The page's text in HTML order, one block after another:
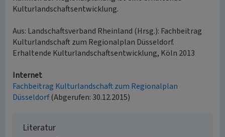
Kulturlandschaftsentwicklung.
Aus: Landschaftsverband Rheinland (Hrsg.): Fachbeitrag
Kulturlandschaft zum Regionalplan Düsseldorf.
Erhaltende Kulturlandschaftsentwicklung, Köln 2013
Internet
Fachbeitrag Kulturlandschaft zum Regionalplan
Düsseldorf(Abgerufen: 30.12.2015)
Literatur